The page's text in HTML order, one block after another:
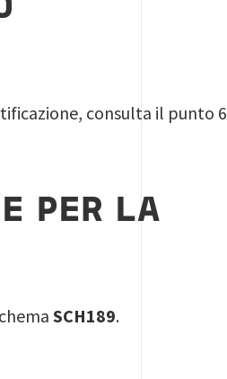
consulta il punto 6
PER LA
SCH189.